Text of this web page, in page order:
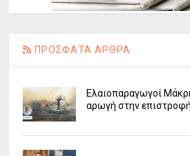
ΠΡΟΣΦΑΤΑ ΑΡΘΡΑ
Ελαιοπαραγωγοί
αρωγή στην